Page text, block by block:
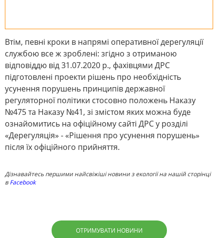
Втім, певні кроки в напрямі оперативної дерегуляції
службою все ж зроблені: згідно з отриманою
відповіддю від 31.07.2020 р., фахівцями ДРС
підготовлені проекти рішень про необхідність
усунення порушень принципів державної
регуляторної політики стосовно положень Наказу
№475 та Наказу №41, зі змістом яких можна буде
ознайомитись на офіційному сайті ДРС у розділі
«Дерегуляція» - «Рішення про усунення порушень»
після їх офіційного прийняття.
Дізнавайтесь першими найсвіжіші новини з екології на нашій сторінці
вFacebook
ОТРИМУВАТИ НОВИНИ